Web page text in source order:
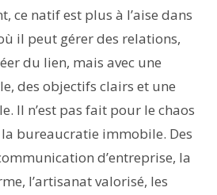
ce natif est plus à l’aise dans
il peut gérer des relations,
du lien, mais avec une
des objectifs clairs et une
Il n’est pas fait pour le chaos
bureaucratie immobile. Des
d’entreprise, la
l’artisanat valorisé, les